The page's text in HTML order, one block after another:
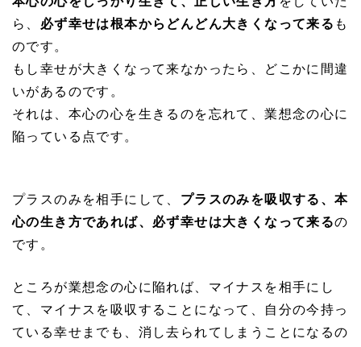
ら、 必ず幸せは根本からどんどん大きくなって来る も
のです。
もし幸せが大きくなって来なかったら、どこかに間違
いがあるのです。
それは、本心の心を生きるのを忘れて、業想念の心に
陥っている点です。
プラスのみを相手にして、 プラスのみを吸収する、本
心の生き方であれば、必ず幸せは大きくなって来るの
です。
ところが業想念の心に陥れば、マイナスを相手にし
て、マイナスを吸収することになって、自分の今持っ
ている幸せまでも、消し去られてしまうことになるの